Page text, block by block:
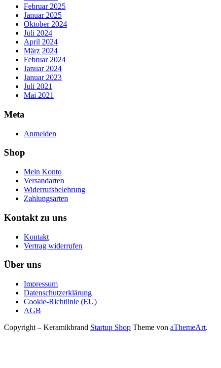
Februar 2025
Januar 2025
Oktober 2024
Juli 2024
April 2024
März 2024
Februar 2024
Januar 2024
Januar 2023
Juli 2021
Mai 2021
Meta
Anmelden
Shop
Mein Konto
Versandarten
Widerrufsbelehrung
Zahlungsarten
Kontakt zu uns
Kontakt
Vertrag widerrufen
Über uns
Impressum
Datenschutzerklärung
Cookie-Richtlinie (EU)
AGB
Copyright – Keramikbrand Startup Shop Theme von aThemeArt.